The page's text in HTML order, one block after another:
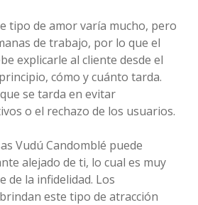
tipo de amor varía mucho, pero
de trabajo, por lo que el
explicarle al cliente desde el
cómo y cuánto tarda.
se tarda en evitar
o el rechazo de los usuarios.
Vudú Candomblé puede
alejado de ti, lo cual es muy
la infidelidad. Los
este tipo de atracción